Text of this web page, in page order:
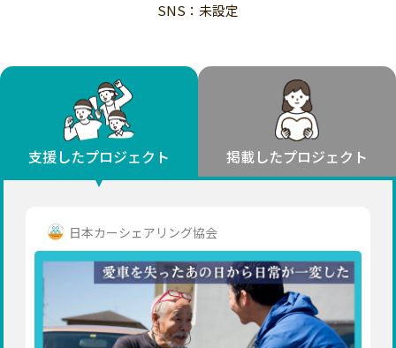
子ども・教育
フード・農業
文化
環境・エシカル
人権・マイノリティ
社会貢献
地域からさがす 北海道・東北
北海道
山形
北海道 青森 岩手 宮城
秋田
福島
茨城 栃木 群馬
千葉
東京
神奈川
新潟 富山 石川 福井
長野
岐阜 静岡 愛知
三重 京都 大阪
兵庫
奈良
和歌山
SNS：未設定
支援したプロジェクト 掲載したプロジェクト
日本カーシェアリング協会